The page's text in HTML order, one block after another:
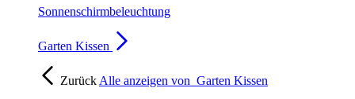
Sonnenschirmbeleuchtung
Garten Kissen
Zurück Alle anzeigen von Garten Kissen